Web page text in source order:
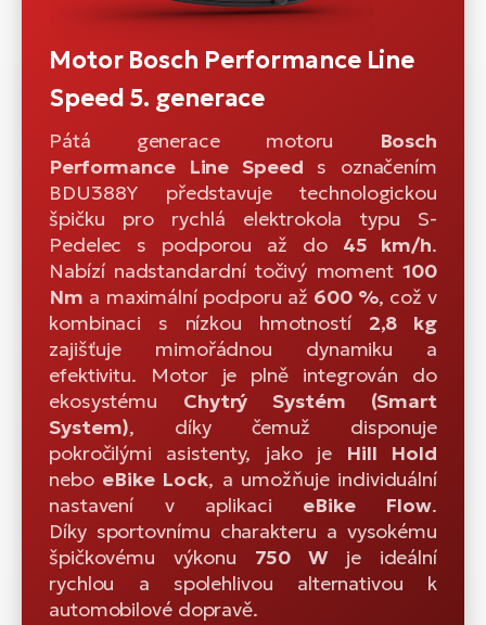
Motor Bosch Performance Line
Speed 5. generace
Pátá generace motoru
Bosch
Performance Line Speed s označením
BDU388Y představuje technologickou
špičku pro rychlá elektrokola typu S-
Pedelec s podporou až do 45 km/h.
Nabízí nadstandardní točivý moment100
Nm a maximální podporu až 600 %, což v
kombinaci s nízkou hmotností 2,8 kg
zajišťuje mimořádnou dynamiku a
efektivitu. Motor je plně integrován do
ekosystému Chytrý Systém (Smart
System), díky čemuž disponuje
pokročilými asistenty, jako je Hill Hold
nebo eBike Lock, a umožňuje individuální
nastavení v aplikaci eBike Flow.
Díky sportovnímu charakteru a vysokému
špičkovému výkonu 750 W je ideální
rychlou a spolehlivou alternativou k
automobilové dopravě.